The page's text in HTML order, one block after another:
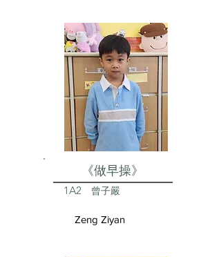
《做早操》
1A2 曾子嚴
Zeng Ziyan